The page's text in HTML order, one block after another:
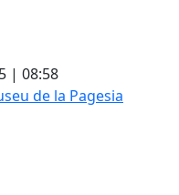
| 08:58
de la Pagesia